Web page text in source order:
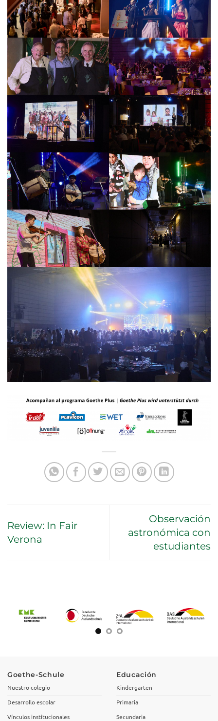
Review: In Fair
Verona
Observación
astronómica con
estudiantes
Goethe-Schule
Nuestro colegio
Desarrollo escolar
Vínculos institucionales
Educación
Kindergarten
Primaria
Secundaria